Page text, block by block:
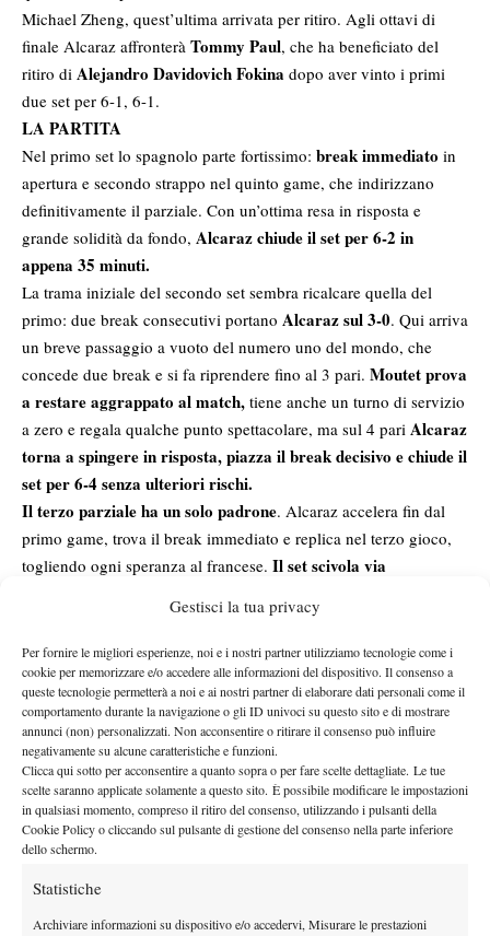
Gestisci la tua privacy
Per fornire le migliori esperienze, noi e i nostri partner utilizziamo tecnologie come i
cookie per memorizzare e/o accedere alle informazioni del dispositivo. Il consenso a
queste tecnologie permetterà a noi e ai nostri partner di elaborare dati personali come il
comportamento durante la navigazione o gli ID univoci su questo sito e di mostrare
annunci (non) personalizzati. Non acconsentire o ritirare il consenso può influire
negativamente su alcune caratteristiche e funzioni.
Clicca qui sotto per acconsentire a quanto sopra o per fare scelte dettagliate. Le tue
scelte saranno applicate solamente a questo sito. È possibile modificare le impostazioni
in qualsiasi momento, compreso il ritiro del consenso, utilizzando i pulsanti della
Cookie Policy o cliccando sul pulsante di gestione del consenso nella parte inferiore
dello schermo.
Statistiche
Archiviare informazioni su dispositivo e/o accedervi, Misurare le prestazioni
Michael Zheng, quest’ultima arrivata per ritiro. Agli ottavi di
finale Alcaraz affronterà Tommy Paul, che ha beneficiato del
ritiro di Alejandro Davidovich Fokina dopo aver vinto i primi
due set per 6-1, 6-1.
LA PARTITA
Nel primo set lo spagnolo parte fortissimo: break immediato in
apertura e secondo strappo nel quinto game, che indirizzano
definitivamente il parziale. Con un’ottima resa in risposta e
grande solidità da fondo, Alcaraz chiude il set per 6-2 in
appena 35 minuti.
La trama iniziale del secondo set sembra ricalcare quella del
primo: due break consecutivi portano Alcaraz sul 3-0. Qui arriva
un breve passaggio a vuoto del numero uno del mondo, che
concede due break e si fa riprendere fino al 3 pari. Moutet prova
a restare aggrappato al match, tiene anche un turno di servizio
a zero e regala qualche punto spettacolare, ma sul 4 pari Alcaraz
torna a spingere in risposta, piazza il break decisivo e chiude il
set per 6-4 senza ulteriori rischi.
Il terzo parziale ha un solo padrone. Alcaraz accelera fin dal
primo game, trova il break immediato e replica nel terzo gioco,
togliendo ogni speranza al francese. Il set scivola via
senza problemi fino al match point.
LE PAROLE DI ALCARAZ
CarlosAlcarazai microfoni post partita, ha parlato così del
match:“Non è mai facile giocare contro Corentin, non sai mai
quello che può fare, non è scontato preparare la partita contro
di lui, sono felice di come ho gestito”. ‘Carlitos’ha analizzato
anche le tante palle corte eseguite dal francese, in modo
scherzoso:“A un certo punto, verso la fine del terzo set, ho detto
al mio team:
corte, ero stanco di andare avanti e indietro verso la rete. Alla